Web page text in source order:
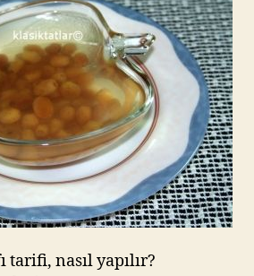
tarifi, nasıl yapılır?